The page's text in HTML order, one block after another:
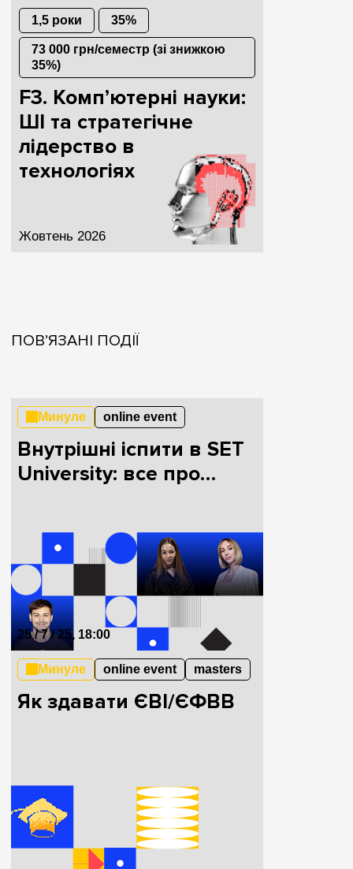
1,5 роки 35%
73 000 грн/семестр (зі знижкою
35%)
F3. Компʼютерні науки:
ШІ та стратегічне
лідерство в
технологіях
Жовтень 2026
ПОВ’ЯЗАНІ ПОДІЇ
Минуле online event
Внутрішні іспити в SET
University: все про
25 / 7 / 25, 18:00
Минуле online event masters
Як здавати ЄВІ/ЄФВВ